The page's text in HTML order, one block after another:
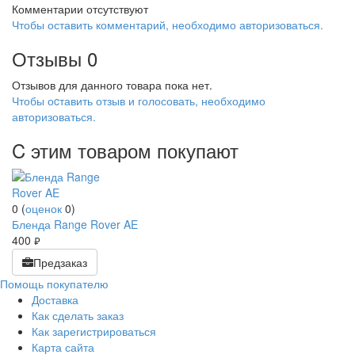
Комментарии отсутствуют
Чтобы оставить комментарий, необходимо авторизоваться.
Отзывы 0
Отзывов для данного товара пока нет.
Чтобы оcтавить отзыв и голосовать, необходимо
авторизоваться.
C этим товаром покупают
0 (оценок 0)
Бленда Range Rover AE
400 руб.
Предзаказ
Помощь покупателю
Доставка
Как сделать заказ
Как зарегистрироваться
Карта сайта